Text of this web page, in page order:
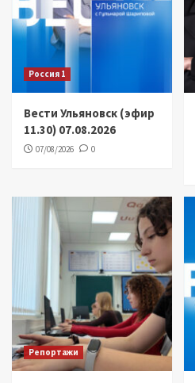
Россия 1
Вести Ульяновск (эфир
11.30) 07.08.2026
07/08/2026 0
Репортажи